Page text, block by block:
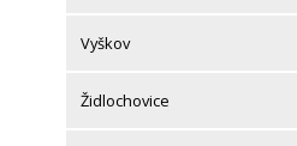
Vyškov
Židlochovice